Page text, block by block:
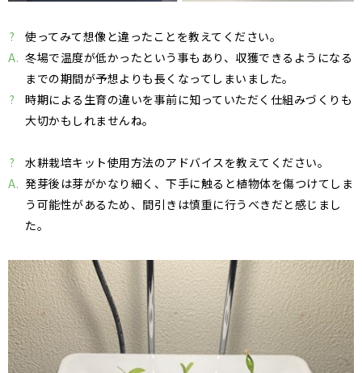
?
使ってみて想像と違ったことを教えてください。
A. 冬場で温度が低かったという事もあり、収獲できるようになる
までの期間が予想よりも長くなってしまいました。
?
時期による生育の違いを事前に知っていただく仕組みづくりも
大切かもしれませんね。
?
水耕栽培キット使用方法のアドバイスを教えてください。
A. 発芽後は芽がかなり細く、下手に触ると植物体を傷つけてしま
う可能性があるため、間引きは慎重に行うべきだと感じまし
た。